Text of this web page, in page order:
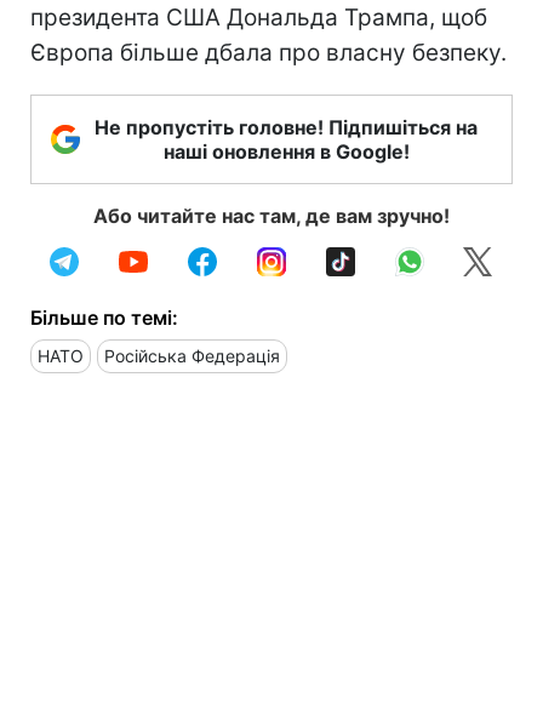
президента США Дональда Трампа, щоб
Європа більше дбала про власну безпеку.
Не пропустіть головне! Підпишіться на
наші оновлення в Google!
Або читайте нас там, де вам зручно!
Більше по темі:
НАТО Російська Федерація